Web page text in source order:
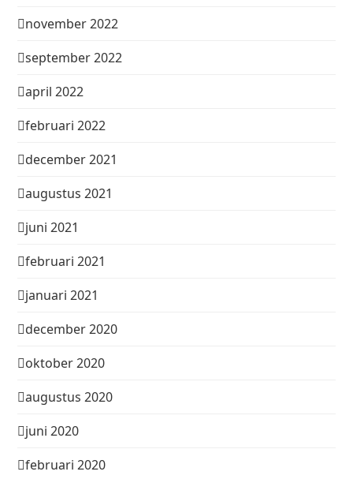
november 2022
september 2022
april 2022
februari 2022
december 2021
augustus 2021
juni 2021
februari 2021
januari 2021
december 2020
oktober 2020
augustus 2020
juni 2020
februari 2020